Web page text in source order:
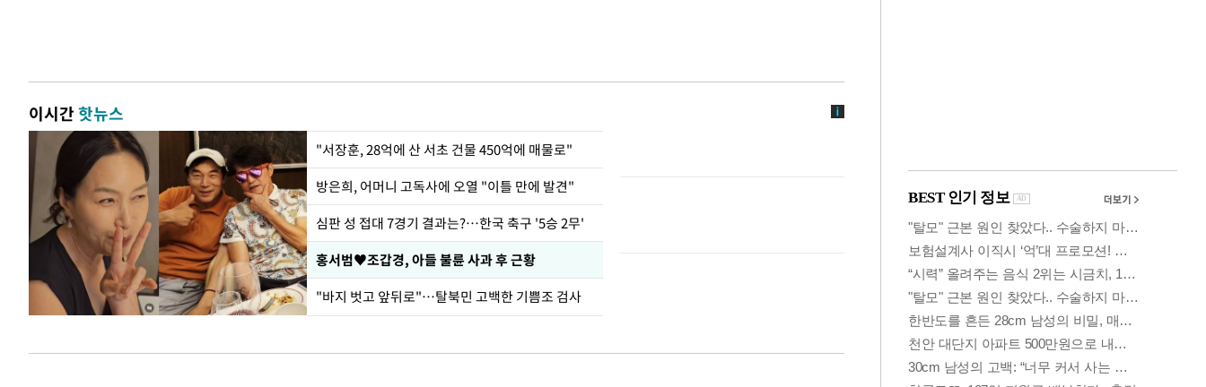
이시간핫뉴스
"서장훈, 28억에 산 서초 건물 450억에 매물로"
방은희, 어머니 고독사에 오열 "이틀 만에 발견"
심판 성 접대 7경기 결과는?…한국 축구 '5승 2무'
홍서범♥조갑경, 아들 불륜 사과 후 근황
"바지 벗고 앞뒤로"…탈북민 고백한 기쁨조 검사